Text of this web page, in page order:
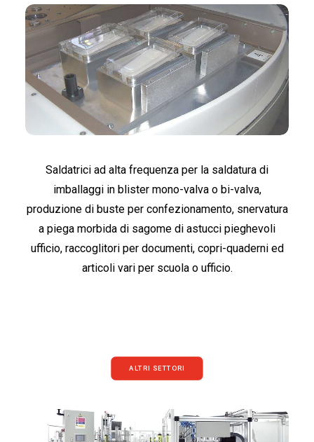
Saldatrici ad alta frequenza per la saldatura di
imballaggi in blister mono-valva o bi-valva,
produzione di buste per confezionamento, snervatura
a piega morbida di sagome di astucci pieghevoli
ufficio, raccoglitori per documenti, copri-quaderni ed
articoli vari per scuola o ufficio.
ALTRI SETTORI